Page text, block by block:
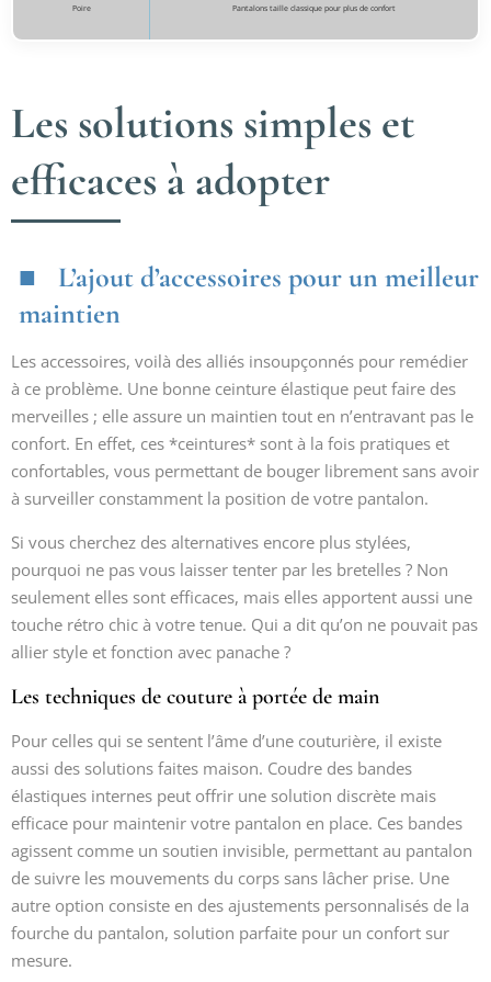
Poire Pantalons taille classique pour plus de confort
Les solutions simples et
efficaces à adopter
L’ajout d’accessoires pour un meilleur
maintien
Les accessoires, voilà des alliés insoupçonnés pour remédier
à ce problème. Une bonne ceinture élastique peut faire des
merveilles ; elle assure un maintien tout en n’entravant pas le
confort. En effet, ces *ceintures* sont à la fois pratiques et
confortables, vous permettant de bouger librement sans avoir
à surveiller constamment la position de votre pantalon.
Si vous cherchez des alternatives encore plus stylées,
pourquoi ne pas vous laisser tenter par les bretelles ? Non
seulement elles sont efficaces, mais elles apportent aussi une
touche rétro chic à votre tenue. Qui a dit qu’on ne pouvait pas
allier style et fonction avec panache ?
Les techniques de couture à portée de main
Pour celles qui se sentent l’âme d’une couturière, il existe
aussi des solutions faites maison. Coudre des bandes
élastiques internes peut offrir une solution discrète mais
efficace pour maintenir votre pantalon en place. Ces bandes
agissent comme un soutien invisible, permettant au pantalon
de suivre les mouvements du corps sans lâcher prise. Une
autre option consiste en des ajustements personnalisés de la
fourche du pantalon, solution parfaite pour un confort sur
mesure.